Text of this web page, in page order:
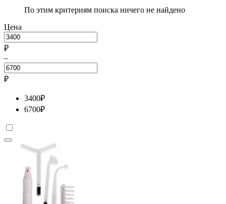
По этим критериям поиска ничего не найдено
Цена
₽
–
₽
3400₽
6700₽